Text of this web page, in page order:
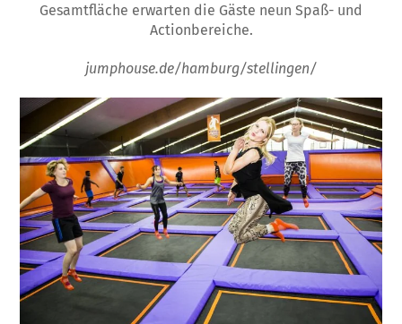
Gesamtfläche erwarten die Gäste neun Spaß- und
Actionbereiche.
jumphouse.de/hamburg/stellingen/